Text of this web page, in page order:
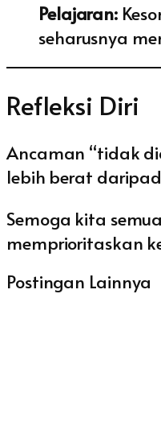
Pelajaran:
seharusnya
Refleksi Diri
Ancaman “tidak
lebih berat
Semoga kita
memprioritaskan
Postingan Lainnya